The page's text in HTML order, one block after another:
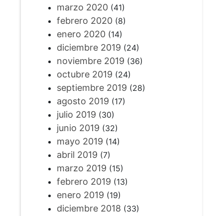
marzo 2020(41)
febrero 2020(8)
enero 2020(14)
diciembre 2019 (24)
noviembre 2019 (36)
octubre 2019 (24)
septiembre 2019 (28)
agosto 2019 (17)
julio 2019 (30)
junio 2019 (32)
mayo 2019 (14)
abril 2019 (7)
marzo 2019 (15)
febrero 2019 (13)
enero 2019 (19)
diciembre 2018 (33)